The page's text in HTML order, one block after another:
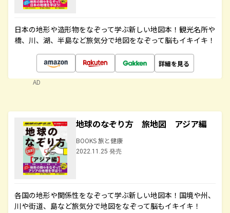
日本の地形や造形物をなぞって学ぶ新しい地図本！観光名所や
橋、川、湖、半島など旅気分で地図をなぞって脳もイキイキ！
詳細を見る
AD
地球のなぞり方 旅地図 アジア編
BOOKS 旅と健康
2022.11.25 発売
各国の地形や関係性をなぞって学ぶ新しい地図本！国境や州、
川や街道、島など旅気分で地図をなぞって脳もイキイキ！